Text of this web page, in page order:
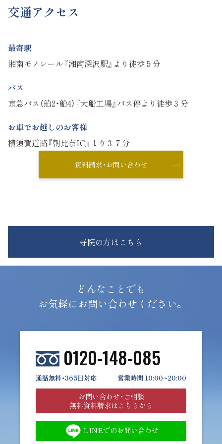
交通アクセス
最寄駅
湘南モノレール『湘南深沢駅』より徒歩５分
バス
京急バス（船2・船4）『大船工場』バス停より徒歩３分
お車でお越しのお客様
横須賀道路『朝比奈IC』より３７分
資料請求・お問い合わせ
寺院の方はこちら
どんなことでも
お気軽にお問い合わせください。
0120-148-085
通話無料・365日対応 営業時間 10:00~20:00
お問い合わせ・ご相談
無料資料請求はこちらから
LINEでのお問い合わせ